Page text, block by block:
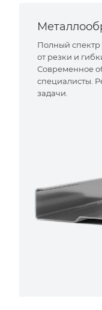
Полный спектр
от резки и
Современное
специалисты.
задачи.